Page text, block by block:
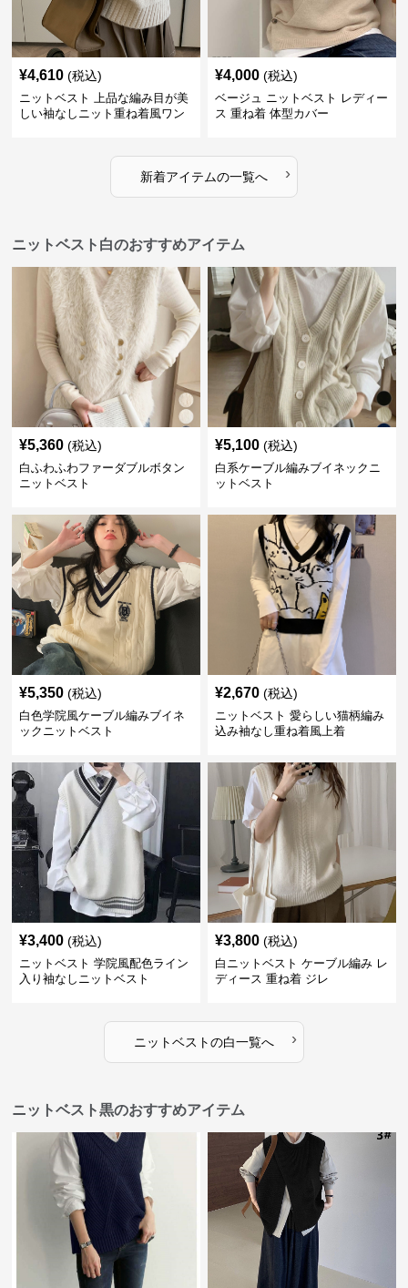
¥4,610 (税込)
ニットベスト 上品な編み目が美
しい袖なしニット重ね着風ワン
¥4,000 (税込)
ベージュ ニットベスト レディー
ス 重ね着 体型カバー
新着アイテムの一覧へ ›
ニットベスト白のおすすめアイテム
¥5,360 (税込)
白ふわふわファーダブルボタン
ニットベスト
¥5,100 (税込)
白系ケーブル編みブイネックニ
ットベスト
¥5,350 (税込)
白色学院風ケーブル編みブイネ
ックニットベスト
¥2,670 (税込)
ニットベスト 愛らしい猫柄編み
込み袖なし重ね着風上着
¥3,400 (税込)
ニットベスト 学院風配色ライン
入り袖なしニットベスト
¥3,800 (税込)
白ニットベスト ケーブル編み レ
ディース 重ね着 ジレ
ニットベストの白一覧へ ›
ニットベスト黒のおすすめアイテム